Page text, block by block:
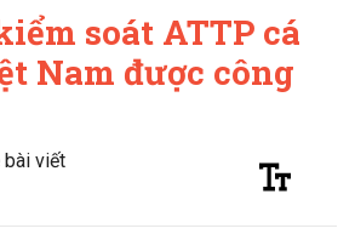
soát ATTP cá
Nam được công
bài viết